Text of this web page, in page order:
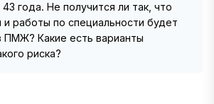
года. Не получится ли так, что
и работы по специальности будет
ПМЖ? Какие есть варианты
риска?